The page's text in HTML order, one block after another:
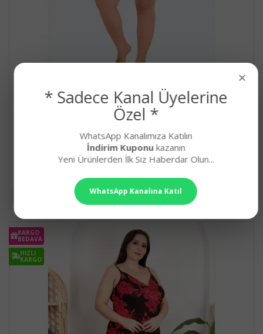
Rahat ve Şık Kadınların Tercihi Lady 10428 Desenli
ve Bordo - Lacivert Renkli Şortlu Büyük Beden
Anne Pijama Takımı
Lady Büyük Beden Pamuk Viskon Kumaş Kısa Kol, Şortlu v..
849,90₺
KARGO
BEDAVA
HIZLI
KARGO
×
* Sadece Kanal Üyelerine
Özel *
WhatsApp Kanalımıza Katılın
İndirim Kuponukazanın
Yeni Ürünlerden İlk Siz Haberdar Olun...
WhatsApp Kanalına Katıl